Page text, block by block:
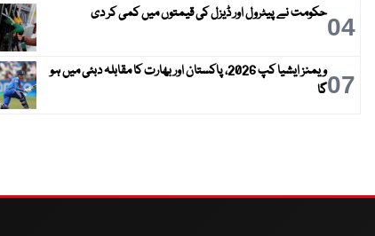
04حکومت نے پیٹرول اور ڈیزل کی قیمتوں میں کمی کر دی
07
ویمنز ایشیا کپ 2026، پاکستان اور بھارت کا مقابلہ دبئی میں ہو
گا